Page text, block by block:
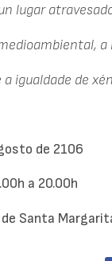
lugar
a
igualdade de
de 2106
a 20.00h
de Santa